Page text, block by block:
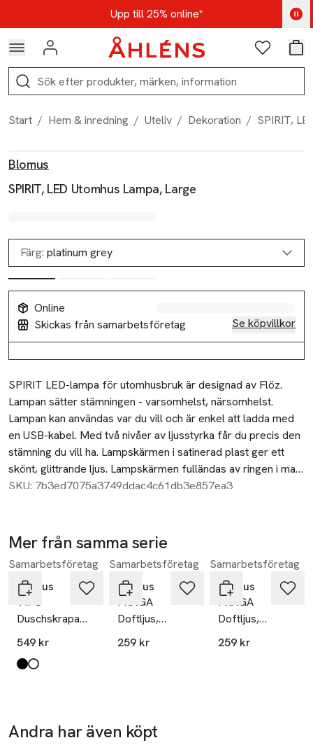
Hoppa till navigationsmenynUpp till 25% online*
Kod: AUG25 - Shoppa nu
Logga in Favoriter
Sök
Start / Hem & inredning / Uteliv / Dekoration / SPIRIT,
Blomus
SPIRIT, LED Utomhus Lampa, Large
Färg: platinum grey
Online
Skickas från samarbetsföretag
Se köpvillkor
Beskrivning
SPIRIT LED-lampa för utomhusbruk är designad av Flöz.
Lampan sätter stämningen - varsomhelst, närsomhelst.
Lampan kan användas var du vill och är enkel att ladda med
en USB-kabel. Med två nivåer av ljusstyrka får du precis den
stämning du vill ha. Lampskärmen i satinerad plast ger ett
skönt, glittrande ljus. Lampskärmen fulländas av ringen i matt
rostfritt stål och den färgade basen.
Uppladdningsbar med USB-kabel
Brinntid: 6-12 hr
Ljusstyrka 100 Lumen
Output: 1W
Spänning: DC 3,7 V
Protection Class: III
Ljusfärg: 2700 K
SKU: 7b3ed7075a3749ddac4c61db3e857ea3
Mer från samma serie
Hoppa över bildspelet
Samarbetsföretag
Blomus
VIPO
Duschskrapa
med krok
549 kr
Produkten finns i färgerna:
black
white
Samarbetsföretag
Blomus
FRAGA
Doftljus,
Medium, Soft
259 kr
Samarbetsföretag
Blomus
FRAGA
Doftljus,
Medium,
259 kr
Andra har även köpt